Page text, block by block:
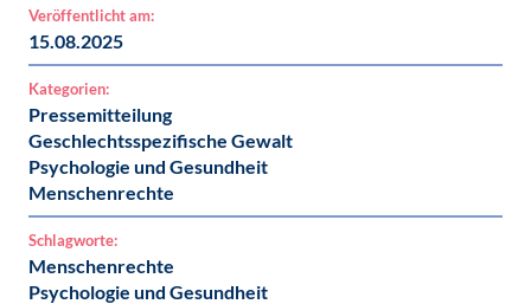
Veröffentlicht am:
15.08.2025
Kategorien:
Pressemitteilung
Geschlechtsspezifische Gewalt
Psychologie und Gesundheit
Menschenrechte
Schlagworte:
Menschenrechte
Psychologie und Gesundheit